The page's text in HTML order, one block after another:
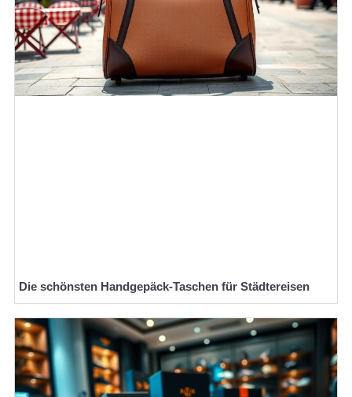
Die schönsten Handgepäck-Taschen für Städtereisen